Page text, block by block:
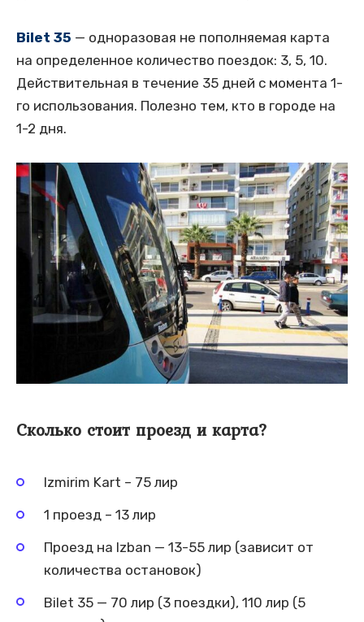
Bilet 35 — одноразовая не пополняемая карта
на определенное количество поездок: 3, 5, 10.
Действительная в течение 35 дней с момента 1-
го использования. Полезно тем, кто в городе на
1-2 дня.
Сколько стоит проезд и карта?
Izmirim Kart – 75 лир
1 проезд – 13 лир
Проезд на Izban — 13-55 лир (зависит от
количества остановок)
Bilet 35 — 70 лир (3 поездки), 110 лир (5